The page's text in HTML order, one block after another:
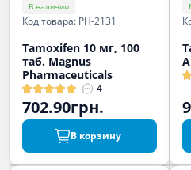
В наличии
Код товара: PH-2131
Tamoxifen 10 мг, 100
таб. Magnus
Pharmaceuticals
4
702.90грн.
В корзину